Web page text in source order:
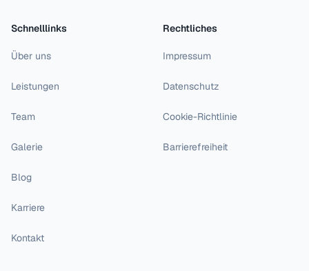
Schnelllinks
Über uns
Leistungen
Team
Galerie
Blog
Karriere
Kontakt
Rechtliches
Impressum
Datenschutz
Cookie-Richtlinie
Barrierefreiheit